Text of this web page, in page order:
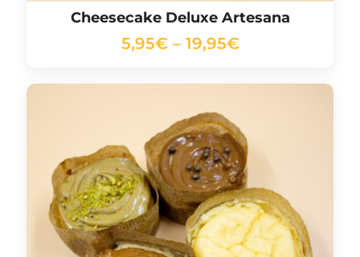
Cheesecake Deluxe Artesana
5,95€– 19,95€